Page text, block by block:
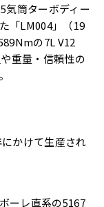
気筒ターボディー
「LM004」（19
の7L V12
重量・信頼性の
かけて生産され
ーレ直系の5167